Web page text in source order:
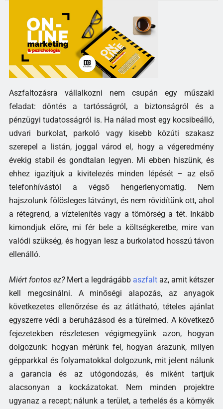
Aszfaltozásra vállalkozni nem csupán egy műszaki
feladat: döntés a tartósságról, a biztonságról és a
pénzügyi tudatosságról is. Ha nálad most egy kocsibeálló,
udvari burkolat, parkoló vagy kisebb közúti szakasz
szerepel a listán, joggal várod el, hogy a végeredmény
évekig stabil és gondtalan legyen. Mi ebben hiszünk, és
ehhez igazítjuk a kivitelezés minden lépését – az első
telefonhívástól a végső hengerlenyomatig. Nem
hajszolunk fölösleges látványt, és nem rövidítünk ott, ahol
a rétegrend, a víztelenítés vagy a tömörség a tét. Inkább
kimondjuk előre, mi fér bele a költségkeretbe, mire van
valódi szükség, és hogyan lesz a burkolatod hosszú távon
ellenálló.
Miért fontos ez?Mert a legdrágább aszfalt az, amit kétszer
kell megcsinálni. A minőségi alapozás, az anyagok
következetes ellenőrzése és az átlátható, tételes ajánlat
egyszerre védi a beruházásod és a türelmed. A következő
fejezetekben részletesen végigmegyünk azon, hogyan
dolgozunk: hogyan mérünk fel, hogyan árazunk, milyen
gépparkkal és folyamatokkal dolgozunk, mit jelent nálunk
a garancia és az utógondozás, és miként tartjuk
alacsonyan a kockázatokat. Nem minden projektre
ugyanaz a recept; nálunk a terület, a terhelés és a környék